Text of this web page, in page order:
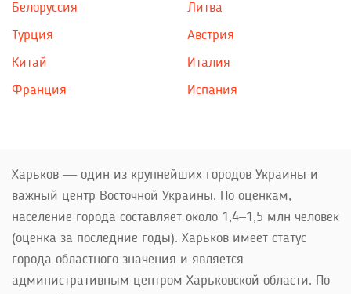
Белоруссия
Турция
Китай
Франция
Литва
Австрия
Италия
Испания
Харьков — один из крупнейших городов Украины и
важный центр Восточной Украины. По оценкам,
население города составляет около 1,4–1,5 млн человек
(оценка за последние годы). Харьков имеет статус
города областного значения и является
административным центром Харьковской области. По